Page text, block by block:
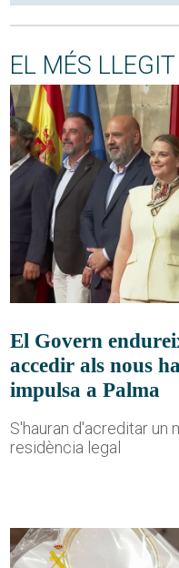
EL MÉS LLEGIT
El Govern
accedir als nous
impulsa a Palma
S'hauran d'acreditar un
residència legal